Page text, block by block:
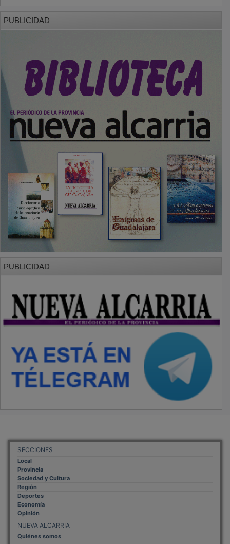
PUBLICIDAD
PUBLICIDAD
SECCIONES
Local
Provincia
Sociedad y Cultura
Región
Deportes
Economía
Opinión
NUEVA ALCARRIA
Quiénes somos